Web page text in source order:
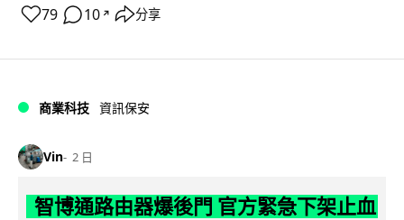
79 10 ↗ 分享
商業科技 資訊保安
Vin 2 日
智博通路由器爆後門 官方緊急下架止血